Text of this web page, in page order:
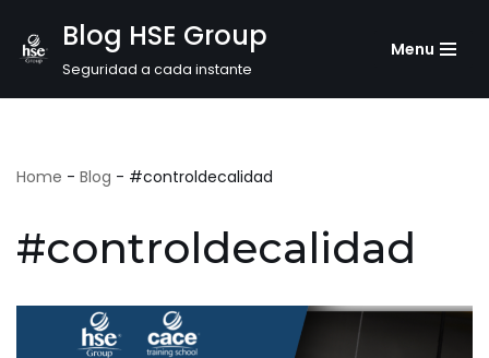
Saltar
Blog HSE Group
Seguridad a cada instante
Menu
Home - Blog - #controldecalidad
#controldecalidad